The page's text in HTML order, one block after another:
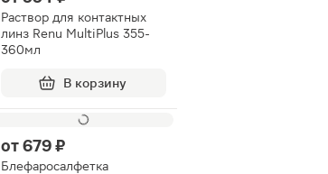
Раствор для контактных
линз Renu MultiPlus 355-
360мл
В корзину
от679 ₽
Блефаросалфетка